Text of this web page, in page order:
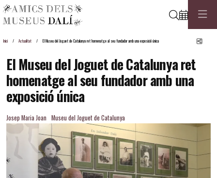
Cerca
Inici Actualitat El Museu del Joguet de Catalunya ret homenatge al seu fundador amb una exposició única
El Museu del Joguet de Catalunya ret
homenatge al seu fundador amb una
exposició única
Josep Maria Joan Museu del Joguet de Catalunya